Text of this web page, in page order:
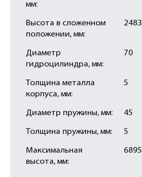
мм:
Высота в сложенном
положении, мм:
2483
Диаметр
гидроцилиндра, мм:
70
Толщина металла
корпуса, мм:
5
Диаметр пружины, мм: 45
Толщина пружины, мм: 5
Максимальная
высота, мм:
6895